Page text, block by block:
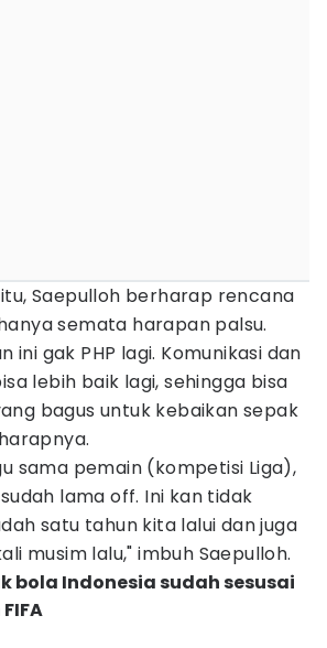
Saepulloh berharap rencana
semata harapan palsu.
ini gak PHP lagi. Komunikasi dan
lebih baik lagi, sehingga bisa
bagus untuk kebaikan sepak
sama pemain (kompetisi Liga),
lama off. Ini kan tidak
satu tahun kita lalui dan juga
musim lalu," imbuh Saepulloh.
bola Indonesia sudah sesusai